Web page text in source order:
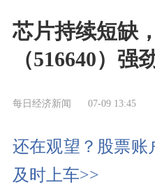
芯片持续短缺
（516640）强
每日经济新闻 07-09 13:45
还在观望？股票账
及时上车>>